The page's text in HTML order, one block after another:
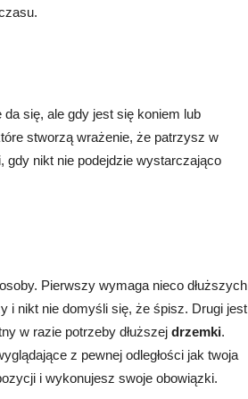
się, ale gdy jest się koniem lub
stworzą wrażenie, że patrzysz w
nikt nie podejdzie wystarczająco
Pierwszy wymaga nieco dłuższych
i nikt nie domyśli się, że śpisz. Drugi jest
w razie potrzeby dłuższej drzemki.
z pewnej odległości jak twoja
i wykonujesz swoje obowiązki.